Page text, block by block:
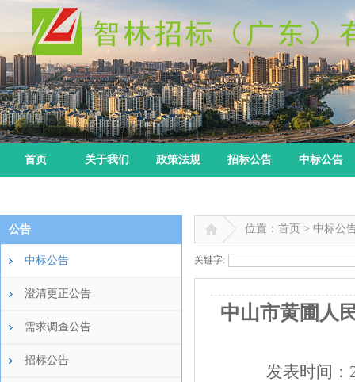
首页 关于我们 政策法规 招标公告 中标公告
公告
中标公告
澄清更正公告
需求调查公告
招标公告
位置：首页 > 中标公
关键字:
中山市黄圃人
发表时间：